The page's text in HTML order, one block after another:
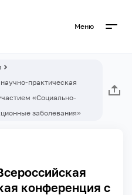
Меню
практическая
«Социально-
заболевания»
конференция с